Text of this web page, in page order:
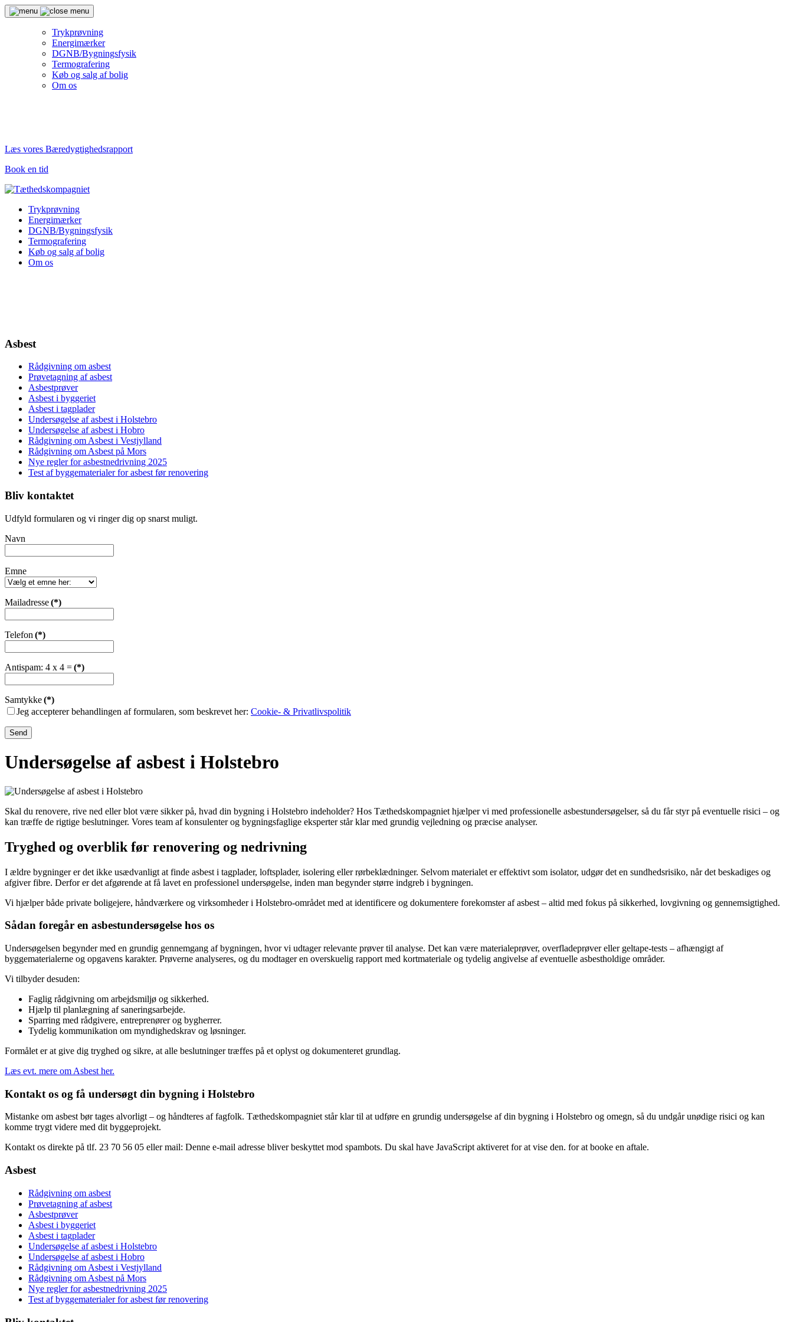
Trykprøvning
Energimærker
DGNB/Bygningsfysik
Termografering
Køb og salg af bolig
Om os
Læs vores Bæredygtighedsrapport
Book en tid
Trykprøvning
Energimærker
DGNB/Bygningsfysik
Termografering
Køb og salg af bolig
Om os
Asbest
Rådgivning om asbest
Prøvetagning af asbest
Asbestprøver
Asbest i byggeriet
Asbest i tagplader
Undersøgelse af asbest i Holstebro
Undersøgelse af asbest i Hobro
Rådgivning om Asbest i Vestjylland
Rådgivning om Asbest på Mors
Nye regler for asbestnedrivning 2025
Test af byggematerialer for asbest før renovering
Bliv kontaktet
Udfyld formularen og vi ringer dig op snarst muligt.
Navn
Emne
Mailadresse(*)
Telefon (*)
Antispam: 4 x 4 =(*)
Samtykke(*)
Jeg accepterer behandlingen af formularen, som beskrevet her: Cookie- & Privatlivspolitik
Send
Undersøgelse af asbest i Holstebro
Skal du renovere, rive ned eller blot være sikker på, hvad din bygning i Holstebro indeholder? Hos Tæthedskompagniet hjælper vi med professionelle asbestundersøgelser, så du får styr på eventuelle risici – og
kan træffe de rigtige beslutninger. Vores team af konsulenter og bygningsfaglige eksperter står klar med grundig vejledning og præcise analyser.
Tryghed og overblik før renovering og nedrivning
I ældre bygninger er det ikke usædvanligt at finde asbest i tagplader, loftsplader, isolering eller rørbeklædninger. Selvom materialet er effektivt som isolator, udgør det en sundhedsrisiko, når det beskadiges og
afgiver fibre. Derfor er det afgørende at få lavet en professionel undersøgelse, inden man begynder større indgreb i bygningen.
Vi hjælper både private boligejere, håndværkere og virksomheder i Holstebro-området med at identificere og dokumentere forekomster af asbest – altid med fokus på sikkerhed, lovgivning og gennemsigtighed.
Sådan foregår en asbestundersøgelse hos os
Undersøgelsen begynder med en grundig gennemgang af bygningen, hvor vi udtager relevante prøver til analyse. Det kan være materialeprøver, overfladeprøver eller geltape-tests – afhængigt af
byggematerialerne og opgavens karakter. Prøverne analyseres, og du modtager en overskuelig rapport med kortmateriale og tydelig angivelse af eventuelle asbestholdige områder.
Vi tilbyder desuden:
Faglig rådgivning om arbejdsmiljø og sikkerhed.
Hjælp til planlægning af saneringsarbejde.
Sparring med rådgivere, entreprenører og bygherrer.
Tydelig kommunikation om myndighedskrav og løsninger.
Formålet er at give dig tryghed og sikre, at alle beslutninger træffes på et oplyst og dokumenteret grundlag.
Læs evt. mere om Asbest her.
Kontakt os og få undersøgt din bygning i Holstebro
Mistanke om asbest bør tages alvorligt – og håndteres af fagfolk. Tæthedskompagniet står klar til at udføre en grundig undersøgelse af din bygning i Holstebro og omegn, så du undgår unødige risici og kan
komme trygt videre med dit byggeprojekt.
Kontakt os direkte på tlf. 23 70 56 05 eller mail: Denne e-mail adresse bliver beskyttet mod spambots. Du skal have JavaScript aktiveret for at vise den. for at booke en aftale.
Asbest
Rådgivning om asbest
Prøvetagning af asbest
Asbestprøver
Asbest i byggeriet
Asbest i tagplader
Undersøgelse af asbest i Holstebro
Undersøgelse af asbest i Hobro
Rådgivning om Asbest i Vestjylland
Rådgivning om Asbest på Mors
Nye regler for asbestnedrivning 2025
Test af byggematerialer for asbest før renovering